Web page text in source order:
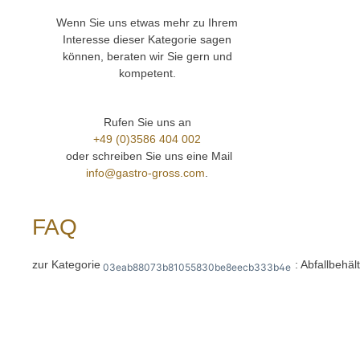
Wenn Sie uns etwas mehr zu Ihrem
Interesse dieser Kategorie sagen
können, beraten wir Sie gern und
kompetent.
Rufen Sie uns an
+49 (0)3586 404 002
oder schreiben Sie uns eine Mail
info@gastro-gross.com
FAQ
zur Kategorie 03eab88073b81055830be8eecb333b4e :